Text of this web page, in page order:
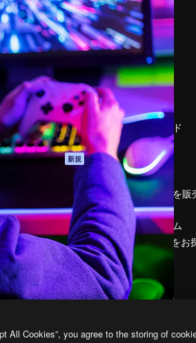
はじめに
ドキュメント
サポート
利用規約
プライバシーポリ
シー
オリジナル 新規
クッキーポリシー
トラストセンター
アフィリエイト
法人向け
運営
料金
会社概要
Reviews
採用情報
検索トレンド
ブログ
イベント
Slidesgo
コンテンツを販
する
プレスルーム
magnific.aiをお
ですか？
All Cookies”, you agree to the storing of